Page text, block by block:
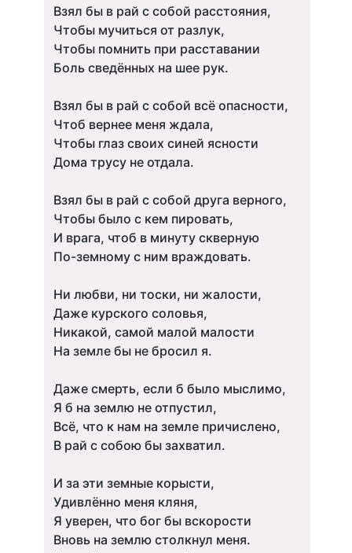
Взял бы в рай с собой расстояния,
Чтобы мучиться от разлук,
Чтобы помнить при расставании
Боль сведённых на шее рук.
Взял бы в рай с собой всё опасности,
Чтоб вернее меня ждала,
Чтобы глаз своих синей ясности
Дома трусу не отдала.
Взял бы в рай с собой друга верного,
Чтобы было с кем пировать,
И врага, чтоб в минуту скверную
По-земному с ним враждовать.
Ни любви, ни тоски, ни жалости,
Даже курского соловья,
Никакой, самой малой малости
На земле бы не бросил я.
Даже смерть, если б было мыслимо,
Я б на землю не отпустил,
Всё, что к нам на земле причислено,
В рай с собою бы захватил.
И за эти земные корысти,
Удивлённо меня кляня,
Я уверен, что бог бы вскорости
Вновь на землю столкнул меня.